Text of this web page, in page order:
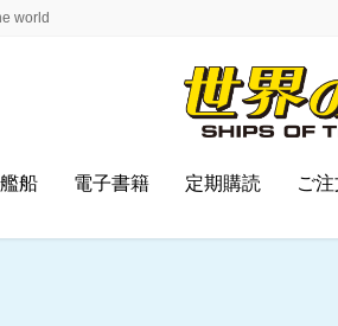
world
船 電子書籍 定期購読 ご